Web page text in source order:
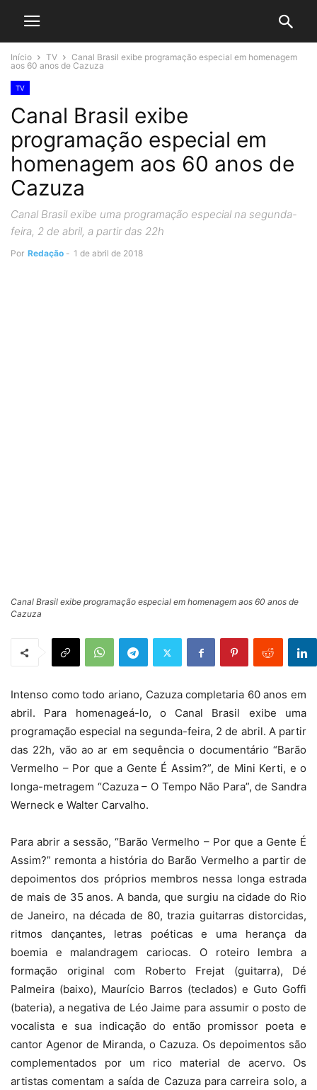
Início TV
Canal Brasil exibe programação especial em homenagem
aos 60 anos de Cazuza
TV
Canal Brasil exibe
programação especial em
homenagem aos 60 anos de
Cazuza
Canal Brasil exibe uma programação especial na segunda-
feira, 2 de abril, a partir das 22h
Por Redação - 1 de abril de 2018
Canal Brasil exibe programação especial em homenagem aos 60 anos de
Cazuza
Intenso como todo ariano, Cazuza completaria 60 anos em
abril. Para homenageá-lo, o Canal Brasil exibe uma
programação especial na segunda-feira, 2 de abril. A partir
das 22h, vão ao ar em sequência o documentário “Barão
Vermelho – Por que a Gente É Assim?”, de Mini Kerti, e o
longa-metragem “Cazuza – O Tempo Não Para”, de Sandra
Werneck e Walter Carvalho.
Para abrir a sessão, “Barão Vermelho – Por que a Gente É
Assim?” remonta a história do Barão Vermelho a partir de
depoimentos dos próprios membros nessa longa estrada
de mais de 35 anos. A banda, que surgiu na cidade do Rio
de Janeiro, na década de 80, trazia guitarras distorcidas,
ritmos dançantes, letras poéticas e uma herança da
boemia e malandragem cariocas. O roteiro lembra a
formação original com Roberto Frejat (guitarra), Dé
Palmeira (baixo), Maurício Barros (teclados) e Guto Goffi
(bateria), a negativa de Léo Jaime para assumir o posto de
vocalista e sua indicação do então promissor poeta e
cantor Agenor de Miranda, o Cazuza. Os depoimentos são
complementados por um rico material de acervo. Os
artistas comentam a saída de Cazuza para carreira solo, a